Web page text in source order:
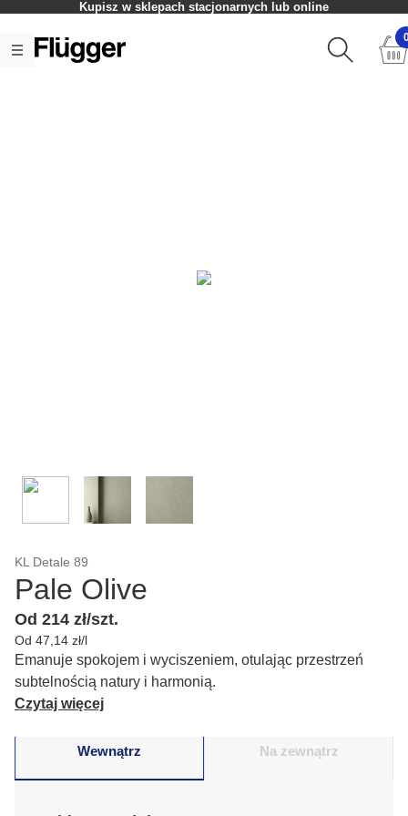
Kupisz w sklepach stacjonarnych lub online
KL Detale 89
Pale Olive
Od 214 zł/szt.
Od 47,14 zł/l
Emanuje spokojem i wyciszeniem, otulając przestrzeń
subtelnością natury i harmonią.
Czytaj więcej
Wewnątrz Na zewnątrz